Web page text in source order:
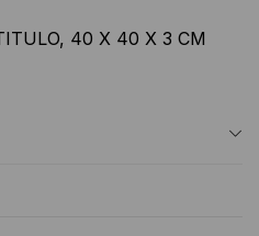
40 X 40 X 3 CM